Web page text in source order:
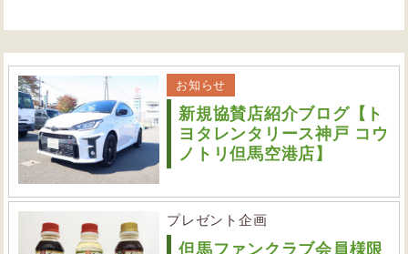
お知らせ
新規協賛店紹介ブログ【ト
ヨタレンタリース神戸 コウ
ノトリ但馬空港店】
プレゼント企画
但馬ファンクラブ会員様限